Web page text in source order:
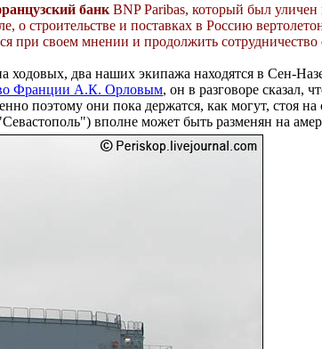
банк BNP Paribas, который был
о строительстве и поставках в Россию
при своем мнении и продолжить сотрудничество
ходовых, два наших экипажа находятся в Сен-
Франции А.К. Орловым, он в разговоре сказал,
поэтому они пока держатся, как могут, стоя на
вполне может быть разменян на